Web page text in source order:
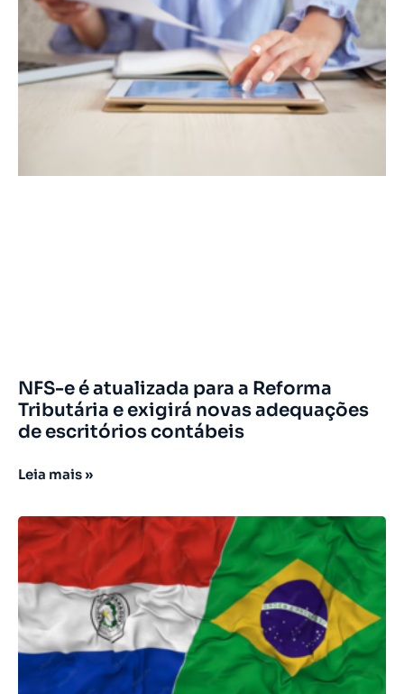
NFS-e é atualizada para a Reforma
Tributária e exigirá novas adequações
de escritórios contábeis
Leia mais »